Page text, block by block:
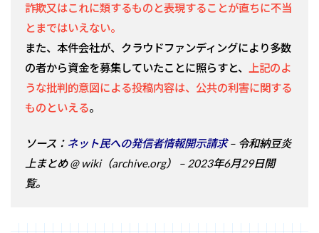
詐欺又はこれに類するものと表現することが直ちに不当
とまではいえない。
また、本件会社が、クラウドファンディングにより多数
の者から資金を募集していたことに照らすと、
上記のよ
うな批判的意図による投稿内容は、公共の利害に関する
ものといえる。
ソース： ネット民への発信者情報開示請求– 令和納豆炎
上まとめ @ wiki（archive.org） – 2023年6月29日閲
覧。